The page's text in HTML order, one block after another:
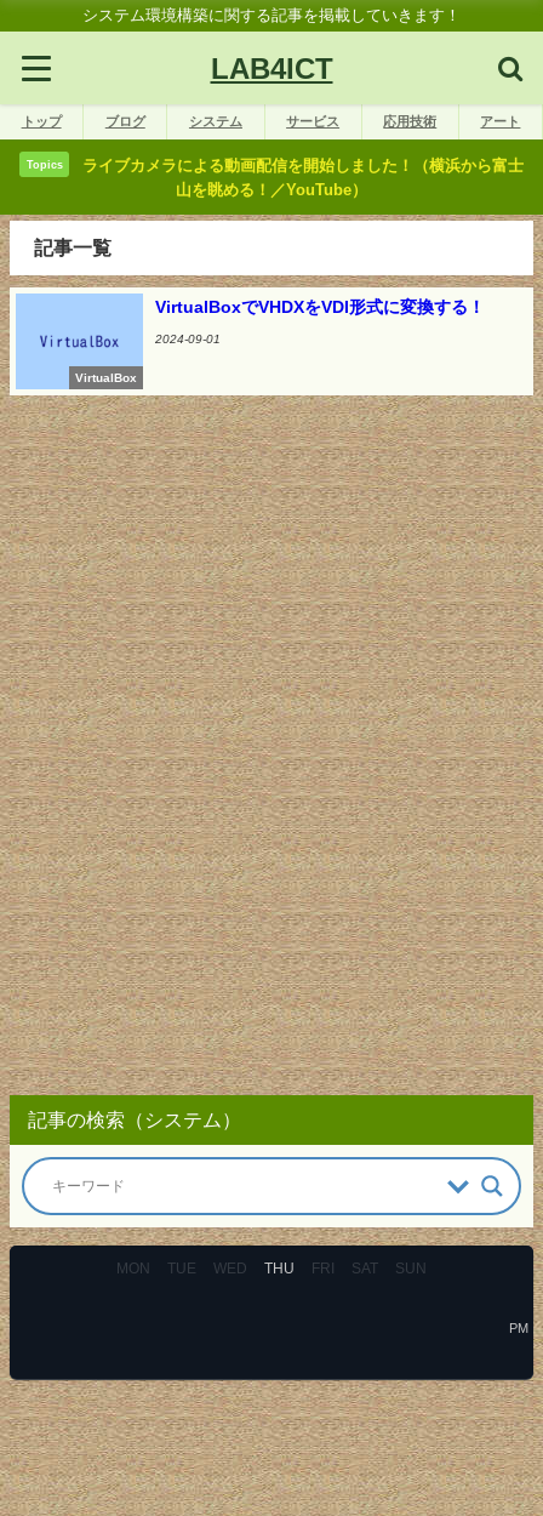
システム環境構築に関する記事を掲載していきます！
LAB4ICT
トップ ブログ システム サービス 応用技術 アート
Topics
ライブカメラによる動画配信を開始しました！（横浜から富士
山を眺める！／YouTube）
記事一覧
VirtualBox
VirtualBoxでVHDXをVDI形式に変換する！
2024-09-01
記事の検索（システム）
MON TUE WED THU FRI SAT SUN
PM